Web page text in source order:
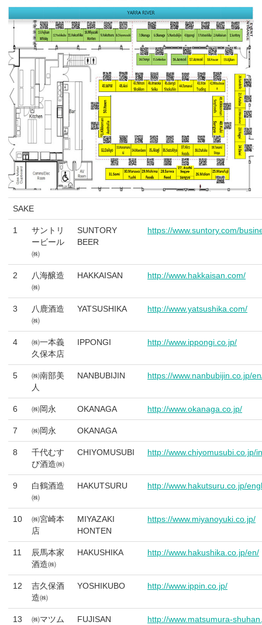
SAKE
1
サントリ
ービール
㈱
SUNTORY
BEER
https://www.suntory.com/
2
八海醸造
㈱
HAKKAISAN http://www.hakkaisan.com/
3
八鹿酒造
㈱
YATSUSHIKA http://www.yatsushika.com/
4
㈱一本義
久保本店
IPPONGI http://www.ippongi.co.jp/
5
㈱南部美
人
NANBUBIJIN https://www.nanbubijin.co.jp/
6 ㈱岡永 OKANAGA http://www.okanaga.co.jp/
7 ㈱岡永 OKANAGA
8
千代むす
び酒造㈱
CHIYOMUSUBI http://www.chiyomusubi.co.jp/
9
白鶴酒造
㈱
HAKUTSURU http://www.hakutsuru.co.jp/
10
㈱宮崎本
店
MIYAZAKI
HONTEN
https://www.miyanoyuki.co.jp/
11
辰馬本家
酒造㈱
HAKUSHIKA http://www.hakushika.co.jp/en/
12
吉久保酒
造㈱
YOSHIKUBO http://www.ippin.co.jp/
13
㈱マツム
FUJISAN
http://www.matsumura-